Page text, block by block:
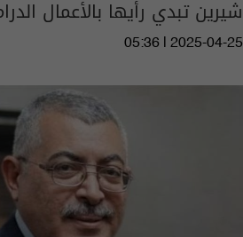
شيرين تبدي رأيها بالأعمال
05:36 | 2025-04-25